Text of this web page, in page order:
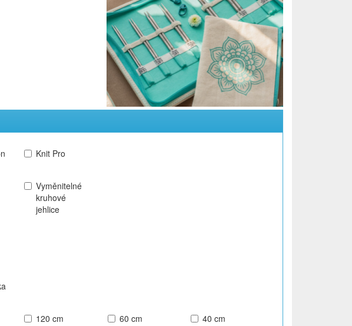
Knit Pro
Vyměnitelné
kruhové
jehlice
120 cm 60 cm 40 cm